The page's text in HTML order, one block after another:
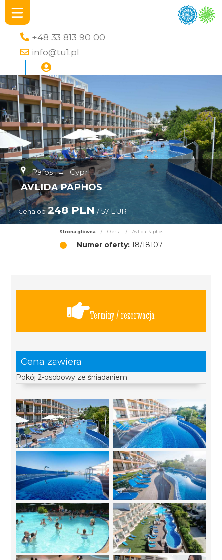
+48 33 813 90 00
info@tu1.pl
Pafos → Cypr
AVLIDA PAPHOS
Cena od 248 PLN / 57 EUR
Strona główna / Oferta / Avlida Paphos
Numer oferty:18/18107
Terminy / rezerwacja
Cena zawiera
Pokój 2-osobowy ze śniadaniem